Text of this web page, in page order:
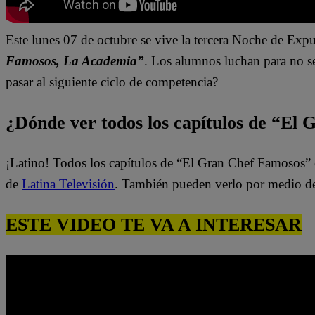
Este lunes 07 de octubre se vive la tercera Noche de
Famosos, La Academia”. Los alumnos luchan para no
pasar al siguiente ciclo de competencia?
¿Dónde ver todos los capítulos de “El
¡Latino! Todos los capítulos de “El Gran Chef
de Latina Televisión. También pueden verlo por medio
ESTE VIDEO TE VA A INTERESAR